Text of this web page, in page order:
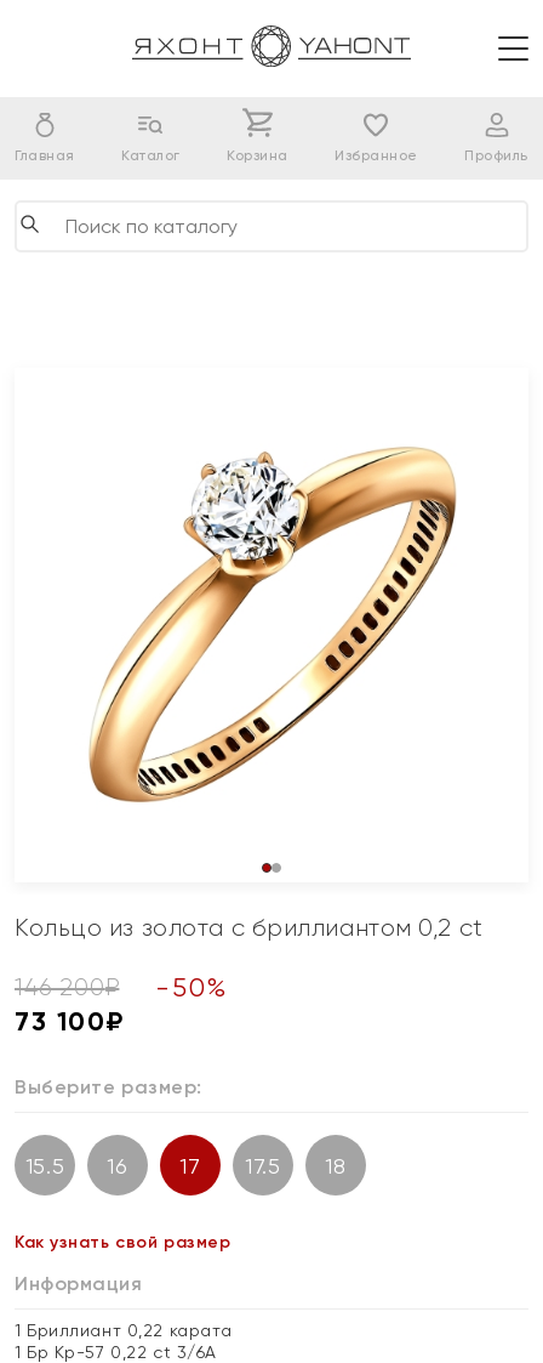
Главная Каталог Корзина Избранное Профиль
Кольцо из золота с бриллиантом 0,2 ct
146 200₽ - 50%
73 100₽
Выберите размер:
15.5 16 17 17.5 18
Как узнать свой размер
Информация
1 Бриллиант 0,22 карата
1 Бр Кр-57 0,22 ct 3/6А